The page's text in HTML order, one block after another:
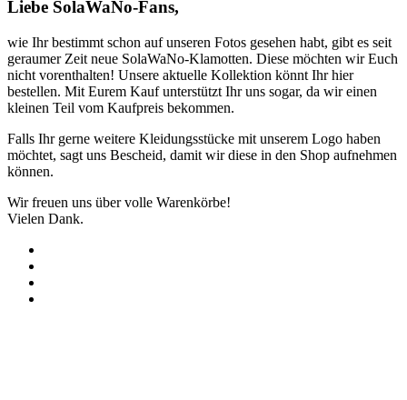
Liebe SolaWaNo-Fans,
wie Ihr bestimmt schon auf unseren Fotos gesehen habt, gibt es seit
geraumer Zeit neue SolaWaNo-Klamotten. Diese möchten wir Euch
nicht vorenthalten! Unsere aktuelle Kollektion könnt Ihr hier
bestellen. Mit Eurem Kauf unterstützt Ihr uns sogar, da wir einen
kleinen Teil vom Kaufpreis bekommen.
Falls Ihr gerne weitere Kleidungsstücke mit unserem Logo haben
möchtet, sagt uns Bescheid, damit wir diese in den Shop aufnehmen
können.
Wir freuen uns über volle Warenkörbe!
Vielen Dank.